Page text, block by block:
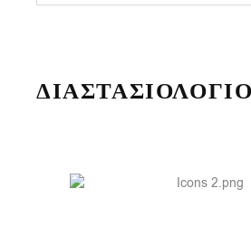
ΔΙΑΣΤΑΣΙΟΛΟΓΙΟ